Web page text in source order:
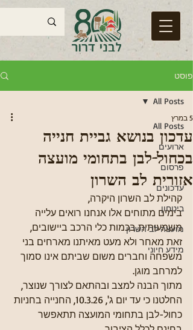
פוסט
All Posts
ארועים
פרסום
עדכונים
ביטחון
מועצה לב השרון
מידע חיוני
All Posts
עדכון בנושא גביית חנייה
בכחול-לבן בתחומי מועצה
אזורית לב השרון
5 במרץ
קהילת לב השרון היקרה,
בימים מתוחים אלו אנחנו רואים עלייה
משמעותית בכמות כלי הרכב ביישובים,
זאת מאחר ולא מעט מאיתנו מארחים בני
משפחה וחברים משום שביתם אינו סמוך
למרחב מוגן.
מתוך הבנה למצב ובהתאם לצורך שנוצר,
החלטנו כי עד יום ג', 10.3.26, החנייה בחניות
כחול-לבן בתחומי המועצה תתאפשר